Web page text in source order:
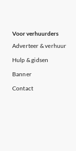
Voor verhuurders
Adverteer & verhuur
Hulp & gidsen
Banner
Contact